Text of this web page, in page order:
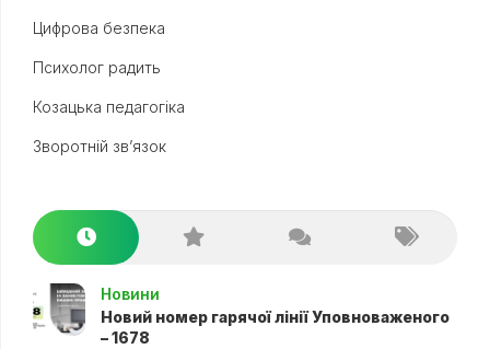
Цифрова безпека
Психолог радить
Козацька педагогіка
Зворотній зв’язок
Новини
Новий номер гарячої лінії Уповноваженого
– 1678